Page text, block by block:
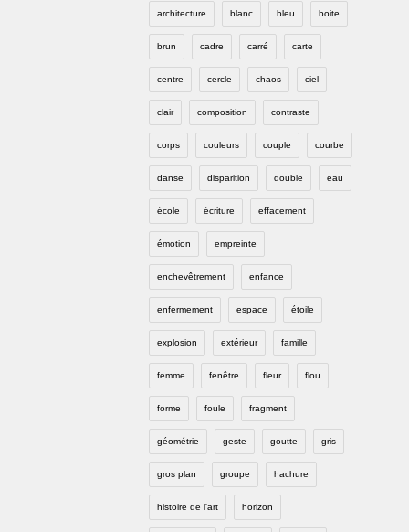
architecture blanc bleu boite
brun cadre carré carte
centre cercle chaos ciel
clair composition contraste
corps couleurs couple courbe
danse disparition double eau
école écriture effacement
émotion empreinte
enchevêtrement enfance
enfermement espace étoile
explosion extérieur famille
femme fenêtre fleur flou
forme foule fragment
géométrie geste goutte gris
gros plan groupe hachure
histoire de l'art horizon